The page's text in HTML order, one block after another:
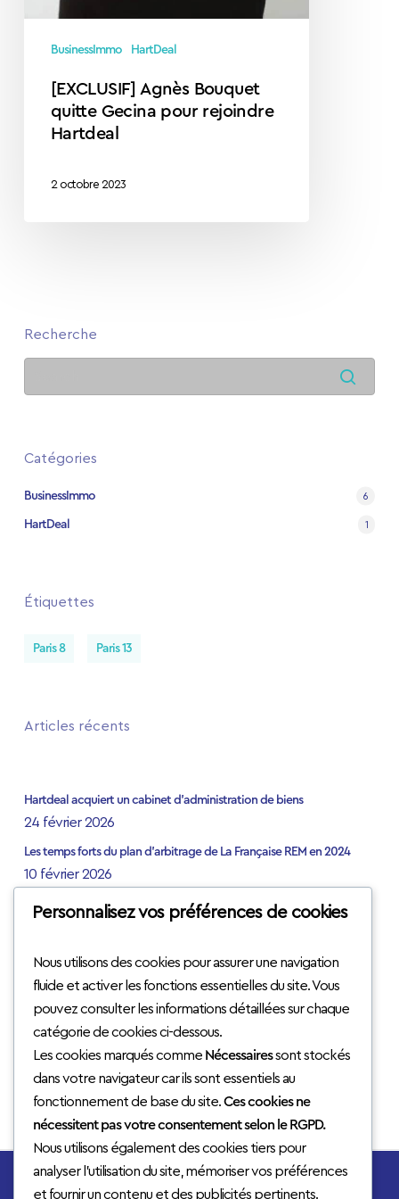
BusinessImmo HartDeal
[EXCLUSIF] Agnès Bouquet
quitte Gecina pour rejoindre
Hartdeal
2 octobre 2023
Recherche
Catégories
BusinessImmo 6
HartDeal 1
Étiquettes
Paris 8 Paris 13
Articles récents
Hartdeal acquiert un cabinet d’administration de biens
24 février 2026
Les temps forts du plan d’arbitrage de La Française REM en 2024
10 février 2026
Paris 13e : Oxiam acquiert son nouveau siège social
[EXCLUSIF] Paris 8e : Hartdeal Real Estate signe sa troisième
acquisition
[EXCLUSIF] Agnès Bouquet quitte Gecina pour rejoindre Hartdeal
2 octobre 2023
Personnalisez vos préférences de cookies
Nous utilisons des cookies pour assurer une navigation
fluide et activer les fonctions essentielles du site. Vous
pouvez consulter les informations détaillées sur chaque
catégorie de cookies ci-dessous.
Les cookies marqués comme Nécessairessont stockés
dans votre navigateur car ils sont essentiels au
fonctionnement de base du site.Ces cookies ne
nécessitent pas votre consentement selon le RGPD.
Nous utilisons également des cookies tiers pour
analyser l'utilisation du site, mémoriser vos préférences
et fournir un contenu et des publicités pertinents.